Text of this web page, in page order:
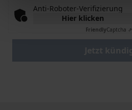
Anti-Roboter-Verifizierung
Hier klicken
FriendlyCaptcha ⇗